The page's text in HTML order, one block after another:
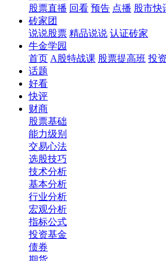
股票直播 回看 预告 点播 股市快
砖家团
说说股票 精品说说 认证砖家
牛金学园
首页 A股特战课 股票提高班 投
话题
好看
快评
财商
股票基础
能力级别
交易心法
选股技巧
技术分析
基本分析
行业分析
宏观分析
指标公式
投资基金
债券